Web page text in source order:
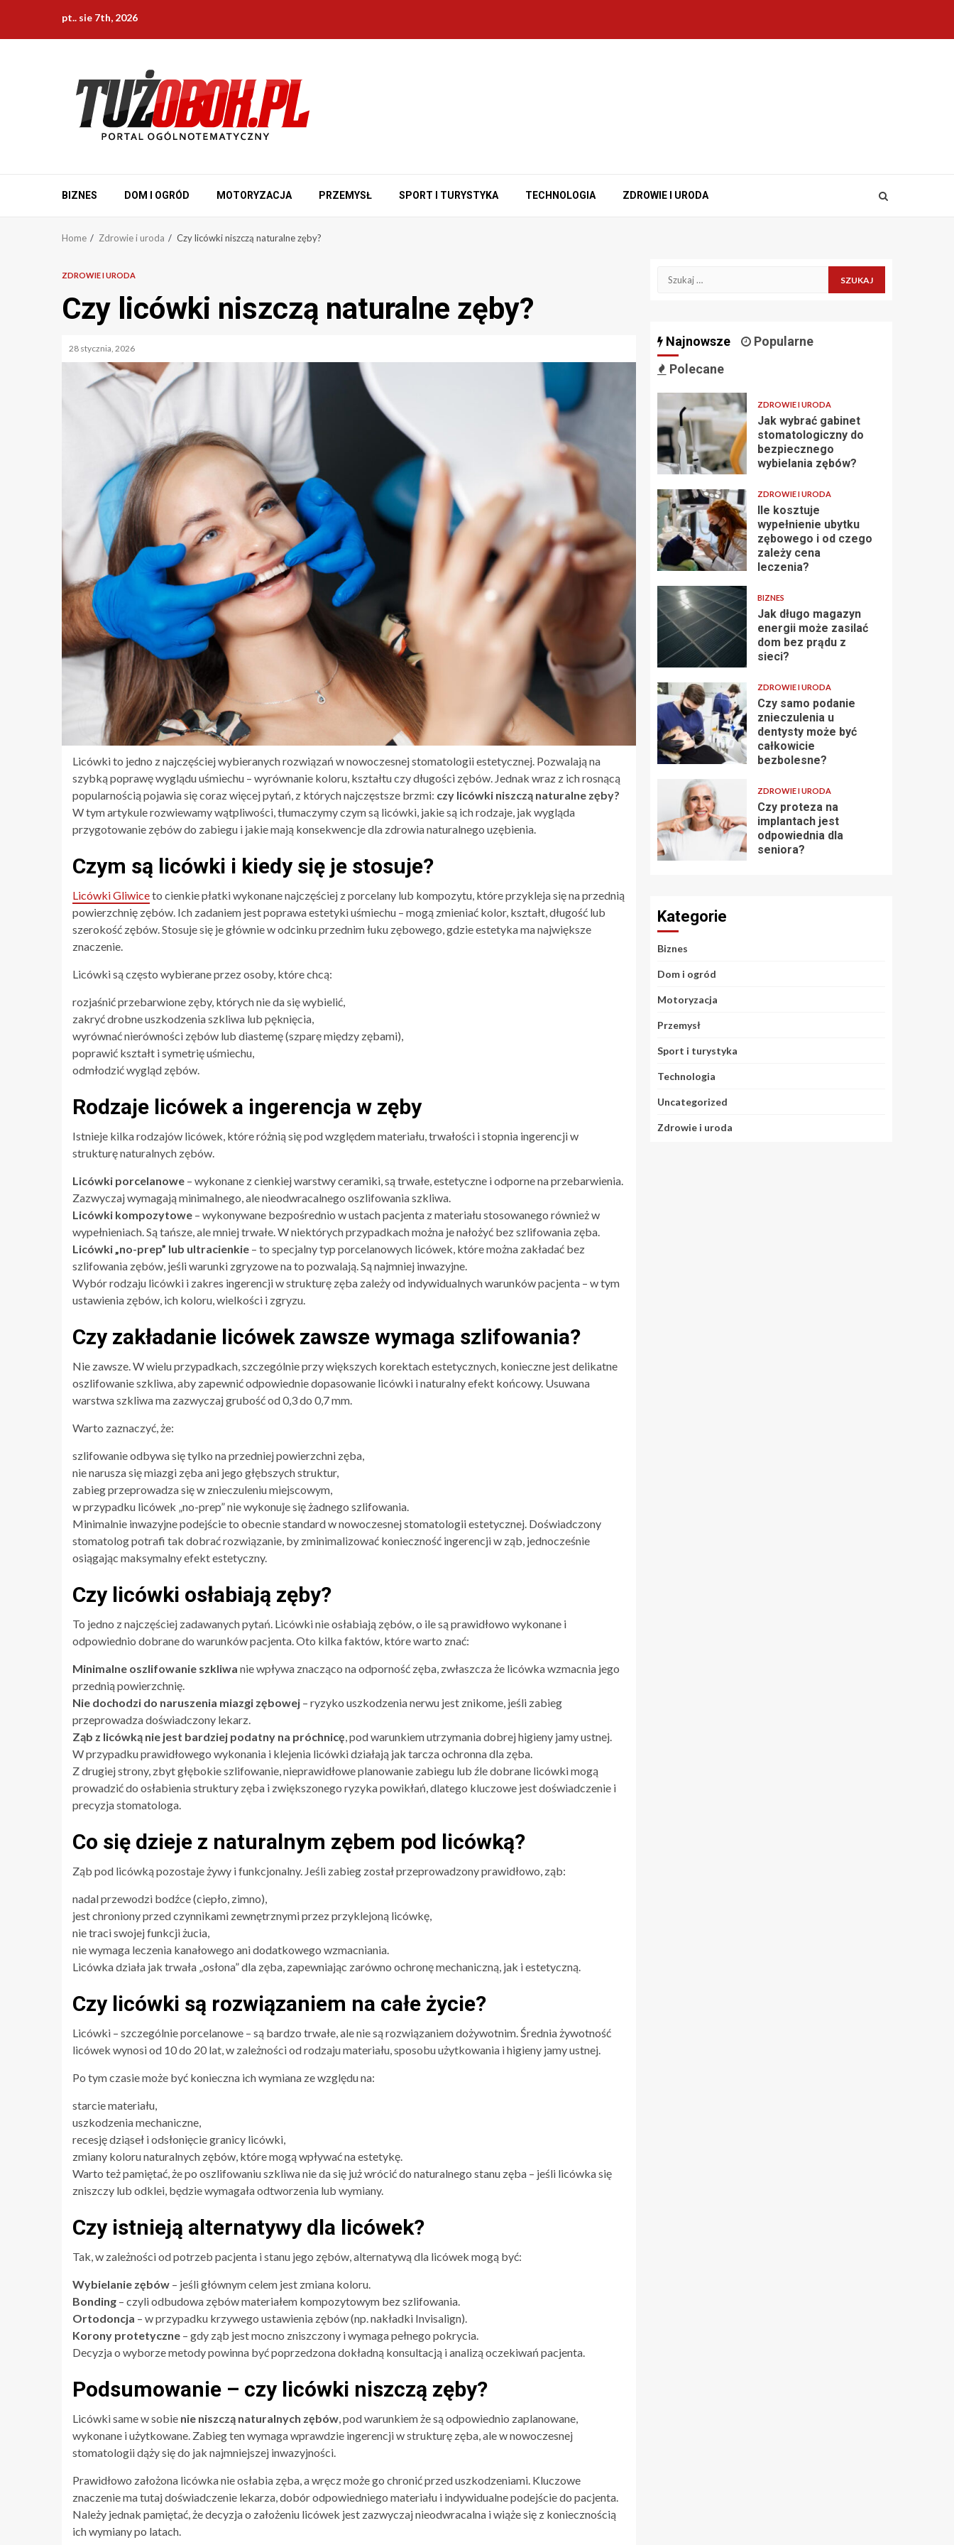
content
pt.. sie 7th, 2026
BIZNES DOM I OGRÓD MOTORYZACJA PRZEMYSŁ SPORT I TURYSTYKA TECHNOLOGIA ZDROWIE I URODA
Home Zdrowie i uroda Czy licówki niszczą naturalne zęby?
ZDROWIE I URODA
Czy licówki niszczą naturalne zęby?
28 stycznia, 2026
Licówki to jedno z najczęściej wybieranych rozwiązań w nowoczesnej stomatologii estetycznej. Pozwalają na
szybką poprawę wyglądu uśmiechu – wyrównanie koloru, kształtu czy długości zębów. Jednak wraz z ich rosnącą
popularnością pojawia się coraz więcej pytań, z których najczęstsze brzmi: czy licówki niszczą naturalne zęby?
W tym artykule rozwiewamy wątpliwości, tłumaczymy czym są licówki, jakie są ich rodzaje, jak wygląda
przygotowanie zębów do zabiegu i jakie mają konsekwencje dla zdrowia naturalnego uzębienia.
Czym są licówki i kiedy się je stosuje?
Licówki Gliwiceto cienkie płatki wykonane najczęściej z porcelany lub kompozytu, które przykleja się na przednią
powierzchnię zębów. Ich zadaniem jest poprawa estetyki uśmiechu – mogą zmieniać kolor, kształt, długość lub
szerokość zębów. Stosuje się je głównie w odcinku przednim łuku zębowego, gdzie estetyka ma największe
znaczenie.
Licówki są często wybierane przez osoby, które chcą:
rozjaśnić przebarwione zęby, których nie da się wybielić,
zakryć drobne uszkodzenia szkliwa lub pęknięcia,
wyrównać nierówności zębów lub diastemę (szparę między zębami),
poprawić kształt i symetrię uśmiechu,
odmłodzić wygląd zębów.
Rodzaje licówek a ingerencja w zęby
Istnieje kilka rodzajów licówek, które różnią się pod względem materiału, trwałości i stopnia ingerencji w
strukturę naturalnych zębów.
Licówki porcelanowe – wykonane z cienkiej warstwy ceramiki, są trwałe, estetyczne i odporne na przebarwienia.
Zazwyczaj wymagają minimalnego, ale nieodwracalnego oszlifowania szkliwa.
Licówki kompozytowe – wykonywane bezpośrednio w ustach pacjenta z materiału stosowanego również w
wypełnieniach. Są tańsze, ale mniej trwałe. W niektórych przypadkach można je nałożyć bez szlifowania zęba.
Licówki „no-prep” lub ultracienkie – to specjalny typ porcelanowych licówek, które można zakładać bez
szlifowania zębów, jeśli warunki zgryzowe na to pozwalają. Są najmniej inwazyjne.
Wybór rodzaju licówki i zakres ingerencji w strukturę zęba zależy od indywidualnych warunków pacjenta – w tym
ustawienia zębów, ich koloru, wielkości i zgryzu.
Czy zakładanie licówek zawsze wymaga szlifowania?
Nie zawsze. W wielu przypadkach, szczególnie przy większych korektach estetycznych, konieczne jest delikatne
oszlifowanie szkliwa, aby zapewnić odpowiednie dopasowanie licówki i naturalny efekt końcowy. Usuwana
warstwa szkliwa ma zazwyczaj grubość od 0,3 do 0,7 mm.
Warto zaznaczyć, że:
szlifowanie odbywa się tylko na przedniej powierzchni zęba,
nie narusza się miazgi zęba ani jego głębszych struktur,
zabieg przeprowadza się w znieczuleniu miejscowym,
w przypadku licówek „no-prep” nie wykonuje się żadnego szlifowania.
Minimalnie inwazyjne podejście to obecnie standard w nowoczesnej stomatologii estetycznej. Doświadczony
stomatolog potrafi tak dobrać rozwiązanie, by zminimalizować konieczność ingerencji w ząb, jednocześnie
osiągając maksymalny efekt estetyczny.
Czy licówki osłabiają zęby?
To jedno z najczęściej zadawanych pytań. Licówki nie osłabiają zębów, o ile są prawidłowo wykonane i
odpowiednio dobrane do warunków pacjenta. Oto kilka faktów, które warto znać:
Minimalne oszlifowanie szkliwa nie wpływa znacząco na odporność zęba, zwłaszcza że licówka wzmacnia jego
przednią powierzchnię.
Nie dochodzi do naruszenia miazgi zębowej – ryzyko uszkodzenia nerwu jest znikome, jeśli zabieg
przeprowadza doświadczony lekarz.
Ząb z licówką nie jest bardziej podatny na próchnicę , pod warunkiem utrzymania dobrej higieny jamy ustnej.
W przypadku prawidłowego wykonania i klejenia licówki działają jak tarcza ochronna dla zęba.
Z drugiej strony, zbyt głębokie szlifowanie, nieprawidłowe planowanie zabiegu lub źle dobrane licówki mogą
prowadzić do osłabienia struktury zęba i zwiększonego ryzyka powikłań, dlatego kluczowe jest doświadczenie i
precyzja stomatologa.
Co się dzieje z naturalnym zębem pod licówką?
Ząb pod licówką pozostaje żywy i funkcjonalny. Jeśli zabieg został przeprowadzony prawidłowo, ząb:
nadal przewodzi bodźce (ciepło, zimno),
jest chroniony przed czynnikami zewnętrznymi przez przyklejoną licówkę,
nie traci swojej funkcji żucia,
nie wymaga leczenia kanałowego ani dodatkowego wzmacniania.
Licówka działa jak trwała „osłona” dla zęba, zapewniając zarówno ochronę mechaniczną, jak i estetyczną.
Czy licówki są rozwiązaniem na całe życie?
Licówki – szczególnie porcelanowe – są bardzo trwałe, ale nie są rozwiązaniem dożywotnim. Średnia żywotność
licówek wynosi od 10 do 20 lat, w zależności od rodzaju materiału, sposobu użytkowania i higieny jamy ustnej.
Po tym czasie może być konieczna ich wymiana ze względu na:
starcie materiału,
uszkodzenia mechaniczne,
recesję dziąseł i odsłonięcie granicy licówki,
zmiany koloru naturalnych zębów, które mogą wpływać na estetykę.
Warto też pamiętać, że po oszlifowaniu szkliwa nie da się już wrócić do naturalnego stanu zęba – jeśli licówka się
zniszczy lub odklei, będzie wymagała odtworzenia lub wymiany.
Czy istnieją alternatywy dla licówek?
Tak, w zależności od potrzeb pacjenta i stanu jego zębów, alternatywą dla licówek mogą być:
Wybielanie zębów – jeśli głównym celem jest zmiana koloru.
Bonding – czyli odbudowa zębów materiałem kompozytowym bez szlifowania.
Ortodoncja – w przypadku krzywego ustawienia zębów (np. nakładki Invisalign).
Korony protetyczne – gdy ząb jest mocno zniszczony i wymaga pełnego pokrycia.
Decyzja o wyborze metody powinna być poprzedzona dokładną konsultacją i analizą oczekiwań pacjenta.
Podsumowanie – czy licówki niszczą zęby?
Licówki same w sobie nie niszczą naturalnych zębów , pod warunkiem że są odpowiednio zaplanowane,
wykonane i użytkowane. Zabieg ten wymaga wprawdzie ingerencji w strukturę zęba, ale w nowoczesnej
stomatologii dąży się do jak najmniejszej inwazyjności.
Prawidłowo założona licówka nie osłabia zęba, a wręcz może go chronić przed uszkodzeniami. Kluczowe
znaczenie ma tutaj doświadczenie lekarza, dobór odpowiedniego materiału i indywidualne podejście do pacjenta.
Należy jednak pamiętać, że decyzja o założeniu licówek jest zazwyczaj nieodwracalna i wiąże się z koniecznością
ich wymiany po latach.
Szukaj:
Najnowsze
Popularne
Polecane
ZDROWIE I URODA
Jak wybrać gabinet
stomatologiczny do
bezpiecznego
wybielania zębów?
ZDROWIE I URODA
Ile kosztuje
wypełnienie ubytku
zębowego i od czego
zależy cena
leczenia?
BIZNES
Jak długo magazyn
energii może zasilać
dom bez prądu z
sieci?
ZDROWIE I URODA
Czy samo podanie
znieczulenia u
dentysty może być
całkowicie
bezbolesne?
ZDROWIE I URODA
Czy proteza na
implantach jest
odpowiednia dla
seniora?
Kategorie
Biznes
Dom i ogród
Motoryzacja
Przemysł
Sport i turystyka
Technologia
Uncategorized
Zdrowie i uroda